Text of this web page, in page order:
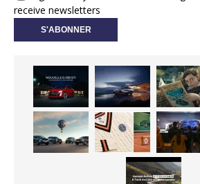
receive newsletters